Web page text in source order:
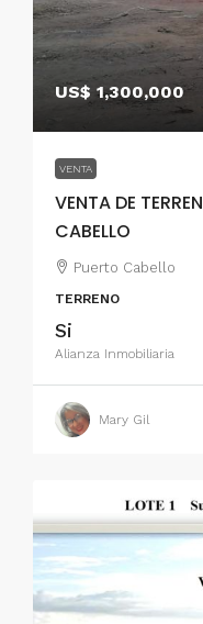
US$ 1,300,000
VENTA
VENTA DE
CABELLO
Puerto Cabello
TERRENO
Si
Alianza Inmobiliaria
Mary Gil